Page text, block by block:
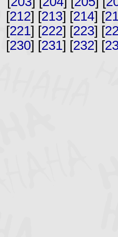
[212] [213] [214] [
[221] [222] [223] [
[230] [231] [232] [